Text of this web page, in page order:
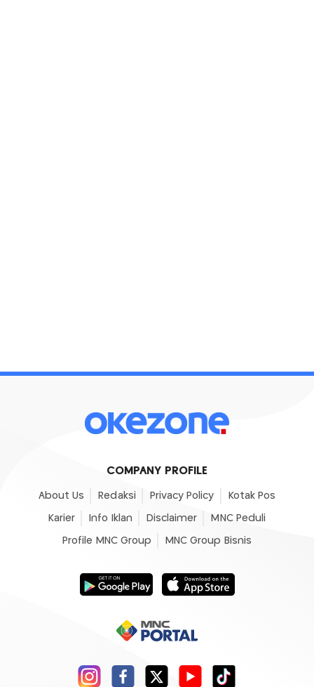
COMPANY PROFILE
About Us Redaksi Privacy Policy Kotak Pos
Karier Info Iklan Disclaimer MNC Peduli
Profile MNC Group MNC Group Bisnis